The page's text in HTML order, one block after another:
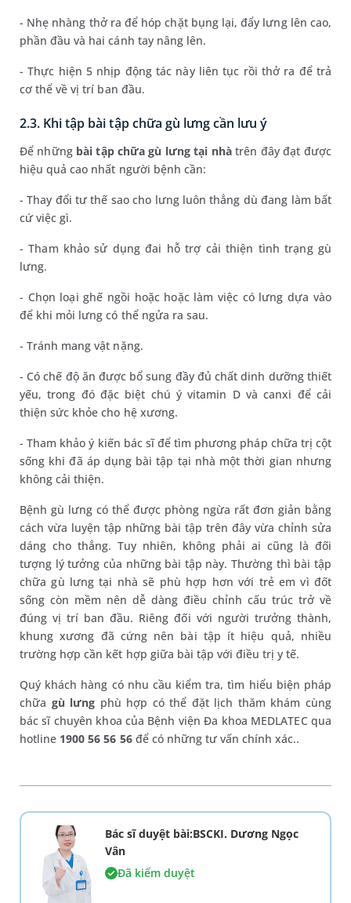
- Nhẹ nhàng thở ra để hóp chặt bụng lại, đẩy lưng lên cao,
phần đầu và hai cánh tay nâng lên.
- Thực hiện 5 nhịp động tác này liên tục rồi thở ra để trả
cơ thể về vị trí ban đầu.
2.3. Khi tập bài tập chữa gù lưng cần lưu ý
Để những bài tập chữa gù lưng tại nhà trên đây đạt được
hiệu quả cao nhất người bệnh cần:
- Thay đổi tư thế sao cho lưng luôn thẳng dù đang làm bất
cứ việc gì.
- Tham khảo sử dụng đai hỗ trợ cải thiện tình trạng gù
lưng.
- Chọn loại ghế ngồi hoặc hoặc làm việc có lưng dựa vào
để khi mỏi lưng có thể ngửa ra sau.
- Tránh mang vật nặng.
- Có chế độ ăn được bổ sung đầy đủ chất dinh dưỡng thiết
yếu, trong đó đặc biệt chú ý vitamin D và canxi để cải
thiện sức khỏe cho hệ xương.
- Tham khảo ý kiến bác sĩ để tìm phương pháp chữa trị cột
sống khi đã áp dụng bài tập tại nhà một thời gian nhưng
không cải thiện.
Bệnh gù lưng có thể được phòng ngừa rất đơn giản bằng
cách vừa luyện tập những bài tập trên đây vừa chỉnh sửa
dáng cho thẳng. Tuy nhiên, không phải ai cũng là đối
tượng lý tưởng của những bài tập này. Thường thì bài tập
chữa gù lưng tại nhà sẽ phù hợp hơn với trẻ em vì đốt
sống còn mềm nên dễ dàng điều chỉnh cấu trúc trở về
đúng vị trí ban đầu. Riêng đối với người trưởng thành,
khung xương đã cứng nên bài tập ít hiệu quả, nhiều
trường hợp cần kết hợp giữa bài tập với điều trị y tế.
Quý khách hàng có nhu cầu kiểm tra, tìm hiểu biện pháp
chữa gù lưng phù hợp có thể đặt lịch thăm khám cùng
bác sĩ chuyên khoa của Bệnh viện Đa khoa MEDLATEC qua
hotline 1900 56 56 56để có những tư vấn chính xác..
Bác sĩ duyệt bài:BSCKI. Dương Ngọc
Vân
Đã kiểm duyệt